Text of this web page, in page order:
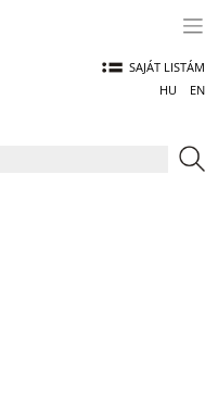
SAJÁT LISTÁM
HU
EN